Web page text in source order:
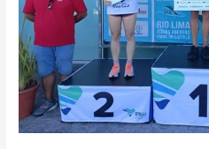
Goma
e
Senhora
da
Agonia